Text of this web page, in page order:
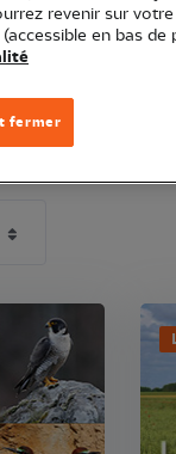
!
de nouveau
revenir sur
en bas de
fermer